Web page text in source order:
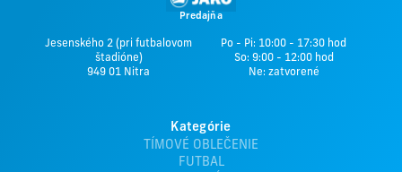
Predajňa
Jesenského 2 (pri futbalovom
štadióne)
949 01 Nitra
Po - Pi: 10:00 - 17:30 hod
So: 9:00 - 12:00 hod
Ne: zatvorené
Kategórie
TÍMOVÉ OBLEČENIE
FUTBAL